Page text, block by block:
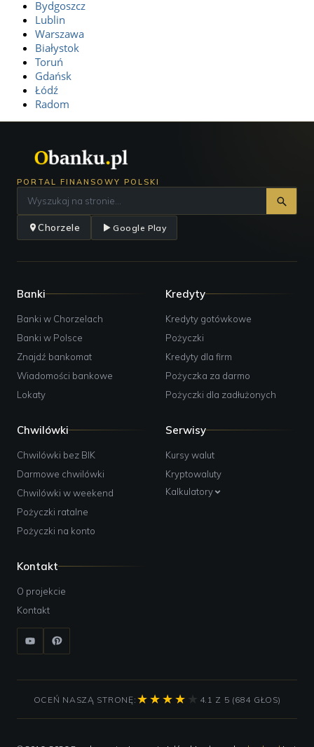
Bydgoszcz
Lublin
Warszawa
Białystok
Toruń
Gdańsk
Łódź
Radom
PORTAL FINANSOWY POLSKI
Chorzele Google Play
Banki
Banki w Chorzelach
Banki w Polsce
Znajdź bankomat
Wiadomości bankowe
Lokaty
Kredyty
Kredyty gotówkowe
Pożyczki
Kredyty dla firm
Pożyczka za darmo
Pożyczki dla zadłużonych
Chwilówki
Chwilówki bez BIK
Darmowe chwilówki
Chwilówki w weekend
Pożyczki ratalne
Pożyczki na konto
Serwisy
Kursy walut
Kryptowaluty
Kalkulatory
Kontakt
O projekcie
Kontakt
OCEŃ NASZĄ STRONĘ: 4.1 Z 5 (684 GŁOS)